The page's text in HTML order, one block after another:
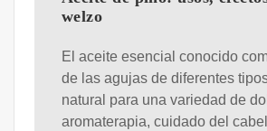
welzo
El aceite esencial conocido
de las agujas de diferentes
natural para una variedad de
aromaterapia, cuidado del